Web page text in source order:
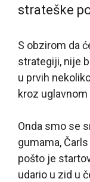
strateške
S obzirom da
strategiji, nije
u prvih
kroz
Onda smo se
gumama,
pošto je
udario u zid u